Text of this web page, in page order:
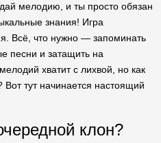
мелодию, и ты просто обязан
знания! Игра
Всё, что нужно — запоминать
песни и затащить на
хватит с лихвой, но как
Вот тут начинается настоящий
клон?